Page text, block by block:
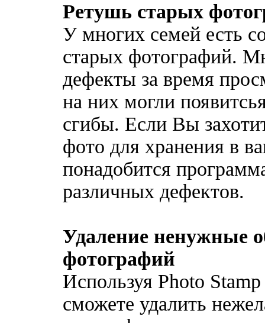
Ретушь старых
У многих семей есть
старых фотографий.
дефекты за время
на них могли
сгибы. Если Вы
фото для хранения в
понадобится
различных дефектов.
Удаление ненужные
фотографий
Используя Photo
сможете удалить